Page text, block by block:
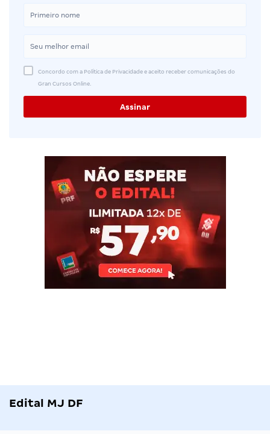
Concordo com a Política de Privacidade e aceito receber comunicações do
Gran Cursos Online.
Edital MJ DF